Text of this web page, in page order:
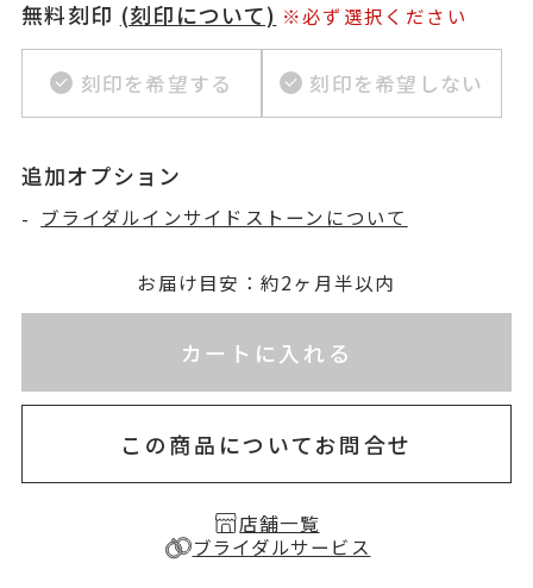
無料刻印 (刻印について) ※必ず選択ください
刻印を希望する 刻印を希望しない
追加オプション
- ブライダルインサイドストーンについて
お届け目安：約2ヶ月半以内
カートに入れる
この商品についてお問合せ
店舗一覧
ブライダルサービス